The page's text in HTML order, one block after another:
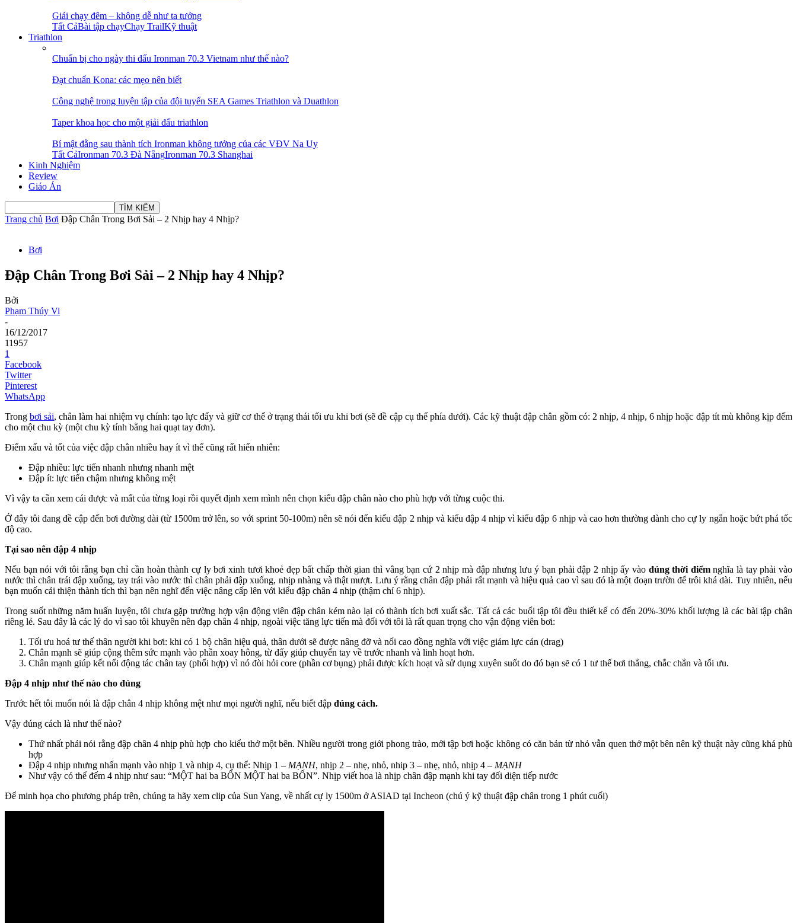
Giải chạy đêm – không dễ như ta tưởng
Tất CảBài tập chạyChạy TrailKỹ thuật
Triathlon
Chuẩn bị cho ngày thi đấu Ironman 70.3 Vietnam như thế nào?
Đạt chuẩn Kona: các mẹo nên biết
Công nghệ trong luyện tập của đội tuyển SEA Games Triathlon và Duathlon
Taper khoa học cho một giải đấu triathlon
Bí mật đằng sau thành tích Ironman không tưởng của các VĐV Na Uy
Tất CảIronman 70.3 Đà NẵngIronman 70.3 Shanghai
Kinh Nghiệm
Review
Giáo Án
Trang chủ Bơi Đập Chân Trong Bơi Sải – 2 Nhịp hay 4 Nhịp?
Bơi
Đập Chân Trong Bơi Sải – 2 Nhịp hay 4 Nhịp?
Bởi
Phạm Thúy Vi
-
16/12/2017
11957
1
Facebook
Twitter
Pinterest
WhatsApp
Trongbơi sải, chân làm hai nhiệm vụ chính: tạo lực đẩy và giữ cơ thể ở trạng thái tối ưu khi bơi (sẽ đề cập cụ thể phía dưới). Các kỹ thuật đập chân gồm có: 2 nhịp, 4 nhịp, 6 nhịp hoặc đập tít mù không kịp đếm
cho một chu kỳ (một chu kỳ tính bằng hai quạt tay đơn).
Điểm xấu và tốt của việc đập chân nhiều hay ít vì thế cũng rất hiển nhiên:
Đập nhiều: lực tiến nhanh nhưng nhanh mệt
Đập ít: lực tiến chậm nhưng không mệt
Vì vậy ta cần xem cái được và mất của từng loại rồi quyết định xem mình nên chọn kiểu đập chân nào cho phù hợp với từng cuộc thi.
Ở đây tôi đang đề cập đến bơi đường dài (từ 1500m trở lên, so với sprint 50-100m) nên sẽ nói đến kiểu đập 2 nhịp và kiểu đập 4 nhịp vì kiểu đập 6 nhịp và cao hơn thường dành cho cự ly ngắn hoặc bứt phá tốc
độ cao.
Tại sao nên đập 4 nhịp
Nếu bạn nói với tôi rằng bạn chỉ cần hoàn thành cự ly bơi xinh tươi khoẻ đẹp bất chấp thời gian thì vâng bạn cứ 2 nhịp mà đập nhưng lưu ý bạn phải đập 2 nhịp ấy vào đúng thời điểmnghĩa là tay phải vào
nước thì chân trái đập xuống, tay trái vào nước thì chân phải đập xuống, nhịp nhàng và thật mượt. Lưu ý rằng chân đập phải rất mạnh và hiệu quả cao vì sau đó là một đoạn trườn để trôi khá dài. Tuy nhiên, nếu
bạn muốn cải thiện thành tích thì bạn nên nghĩ đến việc nâng cấp lên với kiểu đập chân 4 nhịp (thậm chí 6 nhịp).
Trong suốt những năm huấn luyện, tôi chưa gặp trường hợp vận động viên đập chân kém nào lại có thành tích bơi xuất sắc. Tất cả các buổi tập tôi đều thiết kế có đến 20%-30% khối lượng là các bài tập chân
riêng lẻ. Sau đây là các lý do vì sao tôi khuyên nên đạp chân 4 nhịp, ngoài việc tăng lực tiến mà đối với tôi là rất quan trọng cho vận động viên bơi:
Tối ưu hoá tư thế thân người khi bơi: khi có 1 bộ chân hiệu quả, thân dưới sẽ được nâng đỡ và nổi cao đồng nghĩa với việc giảm lực cản (drag)
Chân mạnh sẽ giúp cộng thêm sức mạnh vào phần xoay hông, từ đấy giúp chuyển tay về trước nhanh và linh hoạt hơn.
Chân mạnh giúp kết nối động tác chân tay (phối hợp) vì nó đòi hỏi core (phần cơ bụng) phải được kích hoạt và sử dụng xuyên suốt do đó bạn sẽ có 1 tư thế bơi thẳng, chắc chắn và tối ưu.
Đập 4 nhịp như thế nào cho đúng
Trước hết tôi muốn nói là đập chân 4 nhịp không mệt như mọi người nghĩ, nếu biết đập đúng cách.
Vậy đúng cách là như thế nào?
Thứ nhất phải nói rằng đập chân 4 nhịp phù hợp cho kiểu thở một bên. Nhiều người trong giới phong trào, mới tập bơi hoặc không có căn bản từ nhỏ vẫn quen thở một bên nên kỹ thuật này cũng khá phù
hợp
Đập 4 nhịp nhưng nhấn mạnh vào nhịp 1 và nhịp 4, cụ thể: Nhịp 1 – MẠNH, nhịp 2 – nhẹ, nhỏ, nhip 3 – nhẹ, nhỏ, nhịp 4 – MẠNH
Như vậy có thể đếm 4 nhịp như sau: “MỘT hai ba BỐN MỘT hai ba BỐN”. Nhịp viết hoa là nhịp chân đập mạnh khi tay đối diện tiếp nước
Để minh họa cho phương pháp trên, chúng ta hãy xem clip của Sun Yang, về nhất cự ly 1500m ở ASIAD tại Incheon (chú ý kỹ thuật đập chân trong 1 phút cuối)